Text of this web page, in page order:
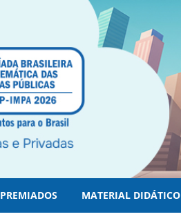
PREMIADOS MATERIAL DIDÁTICO